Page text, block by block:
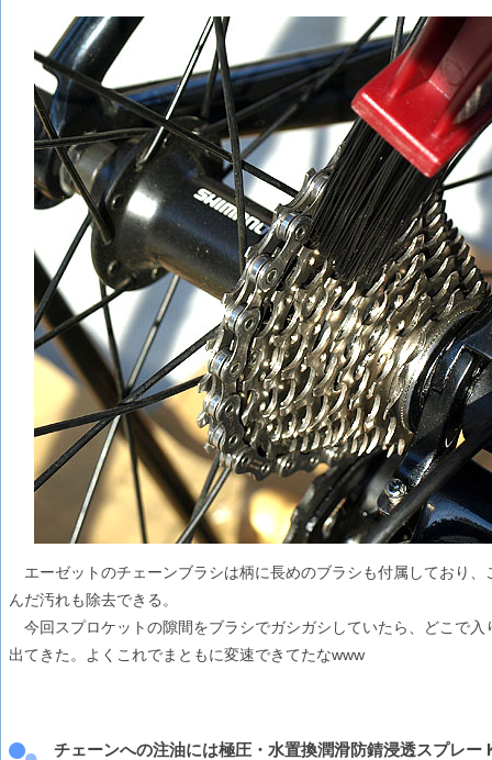
エーゼットのチェーンブラシは柄に長めのブラシも付属しており
んだ汚れも除去できる。
今回スプロケットの隙間をブラシでガシガシしていたら、どこで
出てきた。よくこれでまともに変速できてたなwww
チェーンへの注油には極圧・水置換潤滑防錆浸透スプレー